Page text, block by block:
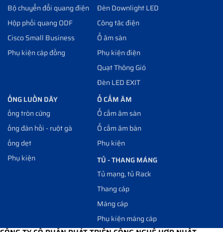
Bộ chuyển đổi quang điện
Hộp phối quang ODF
Cisco Small Business
Phụ kiện cáp đồng
Đèn Downlight LED
Công tăc điện
Ổ âm sàn
Phụ kiện điện
Quạt Thông Gió
Đèn LED EXIT
ỐNG LUỒN DÂY
ống tròn cứng
ống đàn hồi - ruột gà
ống dẹt
Phụ kiện
Ổ CẮM ÂM
Ổ cắm âm sàn
Ổ cắm âm bàn
Phụ kiện
TỦ - THANG MÁNG
Tủ mạng, tủ Rack
Thang cáp
Máng cáp
Phụ kiện máng cáp